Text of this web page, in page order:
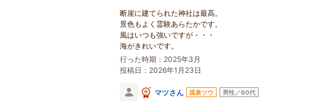
断崖に建てられた神社は最高。
景色もよく霊験あらたかです。
風はいつも強いですが・・・
海がきれいです。
行った時期：2025年3月
投稿日：2026年1月23日
マツさん 温泉ツウ 男性／60代